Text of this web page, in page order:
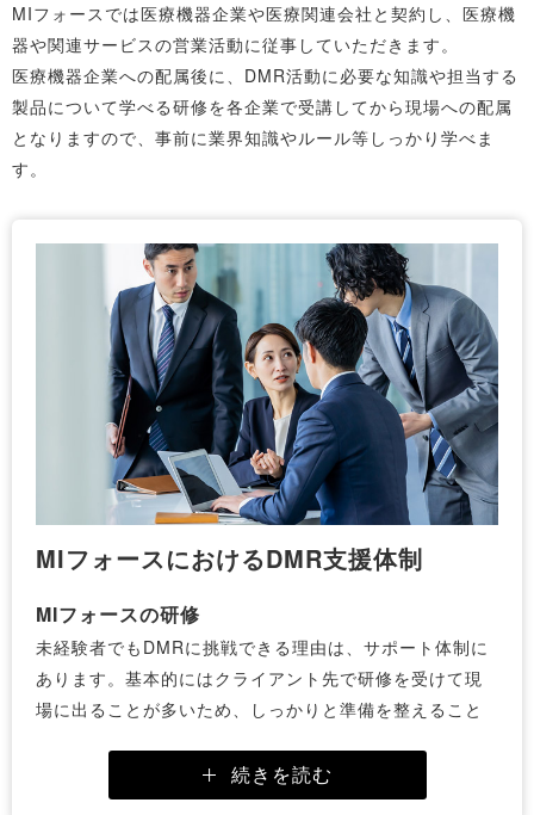
MIフォースでは医療機器企業や医療関連会社と契約し、医療機
器や関連サービスの営業活動に従事していただきます。
医療機器企業への配属後に、DMR活動に必要な知識や担当する
製品について学べる研修を各企業で受講してから現場への配属
となりますので、事前に業界知識やルール等しっかり学べま
す。
MIフォースにおけるDMR支援体制
MIフォースの研修
未経験者でもDMRに挑戦できる理由は、サポート体制に
あります。基本的にはクライアント先で研修を受けて現
場に出ることが多いため、しっかりと準備を整えること
中にはクライアント先に行く前に研修を受けるよう依頼
があることもあり、そのような場合でも研修を行ってか
続きを読む